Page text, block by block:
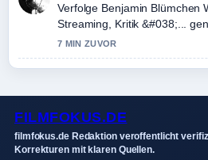
Verfolge Benjamin Blümchen
Streaming, Kritik &#038;...
ausgewogenen Ton hier.
7 MIN ZUVOR
FILMFOKUS.DE
filmfokus.de Redaktion veroffentlicht
Korrekturen mit klaren Quellen.